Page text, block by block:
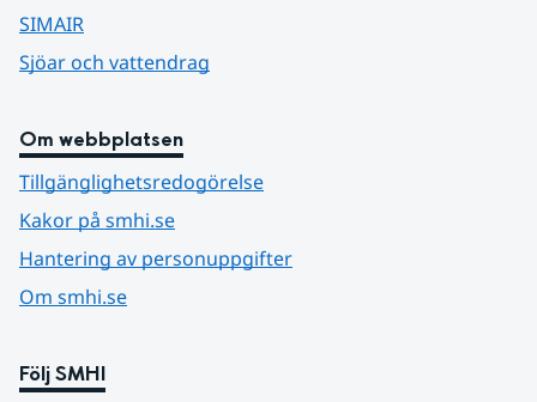
SIMAIR
Sjöar och vattendrag
Om webbplatsen
Tillgänglighetsredogörelse
Kakor på smhi.se
Hantering av personuppgifter
Om smhi.se
Följ SMHI